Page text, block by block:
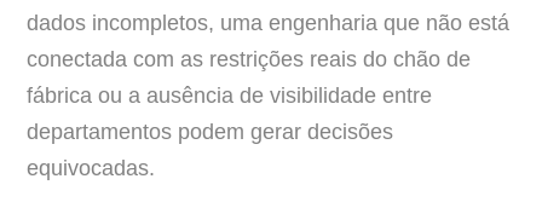
dados incompletos, uma engenharia que não está
conectada com as restrições reais do chão de
fábrica ou a ausência de visibilidade entre
departamentos podem gerar decisões
equivocadas.